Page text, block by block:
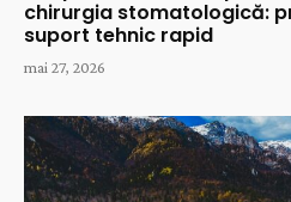
chirurgia stomatologică:
suport tehnic rapid
mai 27, 2026